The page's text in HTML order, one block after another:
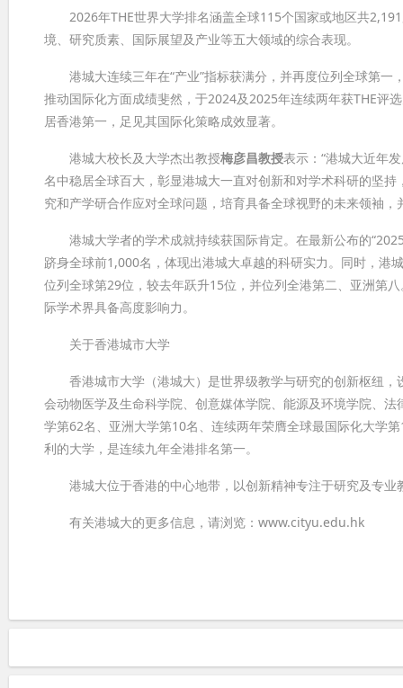
2026年THE世界大学排名涵盖全球115个国家或地区共
境、研究质素、国际展望及产业等五大领域的综合表现。
港城大连续三年在“产业”指标获满分，并再度位列全球第一
推动国际化方面成绩斐然，于2024及2025年连续两年获THE评
居香港第一，足见其国际化策略成效显著。
港城大校长及大学杰出教授梅彦昌教授表示：“港城大近年
名中稳居全球百大，彰显港城大一直对创新和对学术科研的坚
究和产学研合作应对全球问题，培育具备全球视野的未来领袖
港城大学者的学术成就持续获国际肯定。在最新公布的
跻身全球前1,000名，体现出港城大卓越的科研实力。同时，港
位列全球第29位，较去年跃升15位，并位列全港第二、亚洲第
际学术界具备高度影响力。
关于香港城市大学
香港城市大学（港城大）是世界级教学与研究的创新枢纽，
会动物医学及生命科学院、创意媒体学院、能源及环境学院、
学第62名、亚洲大学第10名、连续两年荣膺全球最国际化大学
利的大学，是连续九年全港排名第一。
港城大位于香港的中心地带，以创新精神专注于研究及专业
有关港城大的更多信息，请浏览：www.cityu.edu.hk